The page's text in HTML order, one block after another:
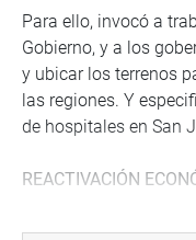
Para ello, invocó a
Gobierno, y a los
y ubicar los terrenos
las regiones. Y
de hospitales en San
REACTIVACIÓN